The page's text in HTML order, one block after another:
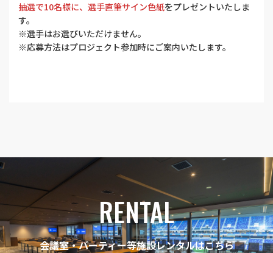
抽選で10名様に、選手直筆サイン色紙をプレゼントいたしま
す。
※選手はお選びいただけません。
※応募方法はプロジェクト参加時にご案内いたします。
RENTAL
会議室・パーティー等施設レンタルはこちら